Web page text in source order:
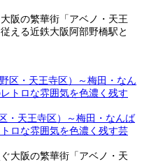
阪の繁華街「アベノ・天王
える近鉄大阪阿部野橋駅と
・天王寺区）～梅田・なんば
ロな雰囲気を色濃く残す芸
大阪の繁華街「アベノ・天